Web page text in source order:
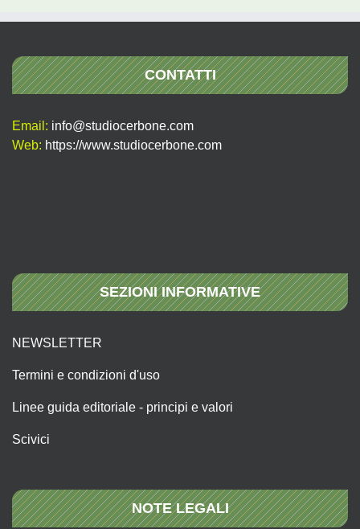
CONTATTI
Email: info@studiocerbone.com
Web: https://www.studiocerbone.com
SEZIONI INFORMATIVE
NEWSLETTER
Termini e condizioni d'uso
Linee guida editoriale - principi e valori
Scivici
NOTE LEGALI